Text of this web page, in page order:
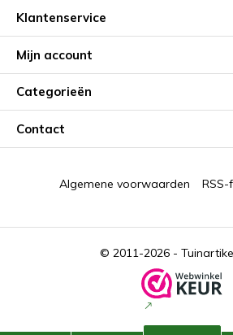
Klantenservice
Mijn account
Categorieën
Contact
© 2011-2026 -
Algemene voorwaarden RSS-